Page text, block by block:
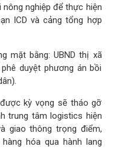
nghiệp để thực hiện
ICD và cảng tổng hợp
mặt bằng: UBND thị xã
duyệt phương án bồi
kỳ vọng sẽ tháo gỡ
trung tâm logistics hiện
giao thông trọng điểm,
hóa qua hành lang